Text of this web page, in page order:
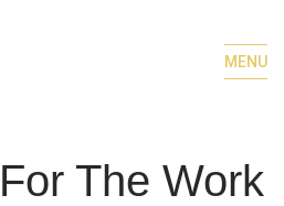
MENU
The Work